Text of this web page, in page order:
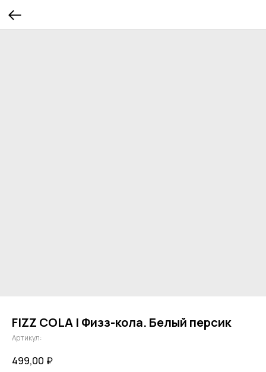
FIZZ COLA | Физз-кола. Белый персик
Артикул:
499,00 ₽